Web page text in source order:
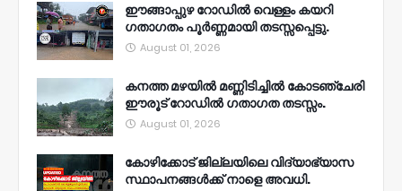
ഈങ്ങാപ്പുഴ റോഡിൽ വെള്ളം കയറി
ഗതാഗതം പൂർണ്ണമായി തടസ്സപ്പെട്ടു.
August 01, 2026
കനത്ത മഴയിൽ മണ്ണിടിച്ചിൽ കോടഞ്ചേരി
ഈരൂട് റോഡിൽ ഗതാഗത തടസ്സം.
August 01, 2026
കോഴിക്കോട് ജില്ലയിലെ വിദ്യാഭ്യാസ
സ്ഥാപനങ്ങൾക്ക് നാളെ അവധി.